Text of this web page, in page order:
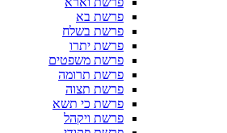
פרשת בא
פרשת בשלח
פרשת יתרו
פרשת משפטים
פרשת תרומה
פרשת תצוה
פרשת כי תשא
פרשת ויקהל